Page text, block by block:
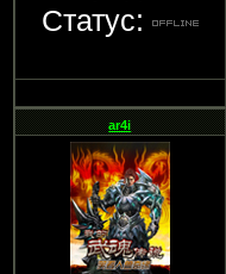
Статус:
ar4i